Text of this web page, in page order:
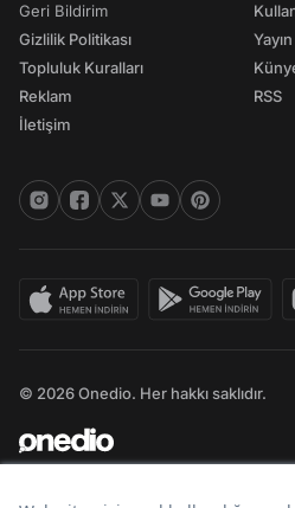
Geri Bildirim
Gizlilik Politikası
Topluluk Kuralları
Reklam
İletişim
RSS
© 2026 Onedio. Her hakkı saklıdır.